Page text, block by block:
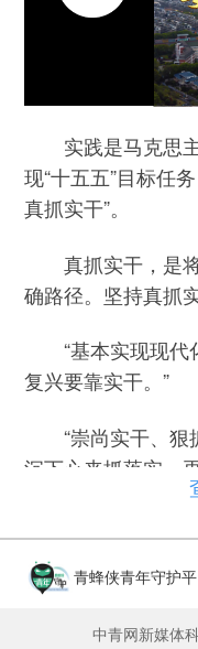
实践是马克思主
现“十五五”目标任
真抓实干”。
真抓实干，是将
确路径。坚持真抓
“基本实现现代
复兴要靠实干。”
“崇尚实干、狠
沉下心来抓落实，
是镜中花、水中月
在我的精神境界、
青蜂侠青年守护
中青网新媒体